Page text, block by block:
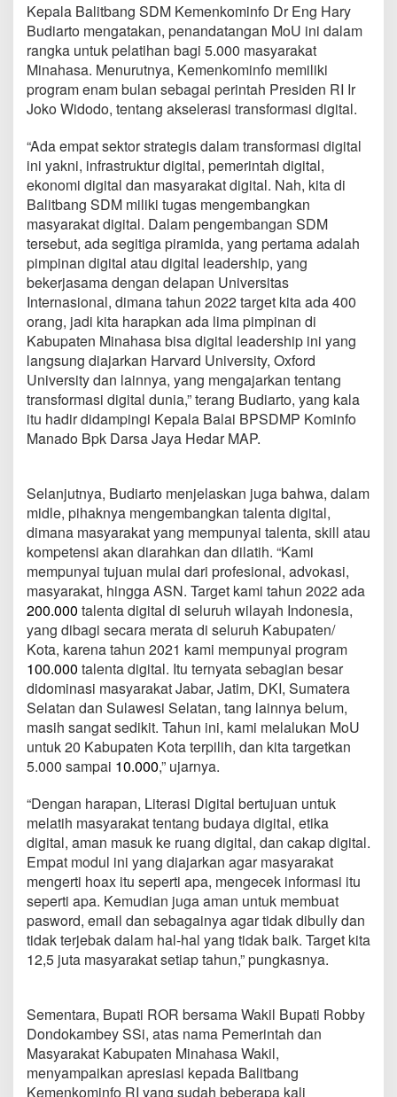
Kepala Balitbang SDM Kemenkominfo Dr Eng Hary
Budiarto mengatakan, penandatangan MoU ini dalam
rangka untuk pelatihan bagi 5.000 masyarakat
Minahasa. Menurutnya, Kemenkominfo memiliki
program enam bulan sebagai perintah Presiden RI Ir
Joko Widodo, tentang akselerasi transformasi digital.
“Ada empat sektor strategis dalam transformasi digital
ini yakni, infrastruktur digital, pemerintah digital,
ekonomi digital dan masyarakat digital. Nah, kita di
Balitbang SDM miliki tugas mengembangkan
masyarakat digital. Dalam pengembangan SDM
tersebut, ada segitiga piramida, yang pertama adalah
pimpinan digital atau digital leadership, yang
bekerjasama dengan delapan Universitas
Internasional, dimana tahun 2022 target kita ada 400
orang, jadi kita harapkan ada lima pimpinan di
Kabupaten Minahasa bisa digital leadership ini yang
langsung diajarkan Harvard University, Oxford
University dan lainnya, yang mengajarkan tentang
transformasi digital dunia,” terang Budiarto, yang kala
itu hadir didampingi Kepala Balai BPSDMP Kominfo
Manado Bpk Darsa Jaya Hedar MAP.
Selanjutnya, Budiarto menjelaskan juga bahwa, dalam
midle, pihaknya mengembangkan talenta digital,
dimana masyarakat yang mempunyai talenta, skill atau
kompetensi akan diarahkan dan dilatih. “Kami
mempunyai tujuan mulai dari profesional, advokasi,
masyarakat, hingga ASN. Target kami tahun 2022 ada
200.000 talenta digital di seluruh wilayah Indonesia,
yang dibagi secara merata di seluruh Kabupaten/
Kota, karena tahun 2021 kami mempunyai program
100.000 talenta digital. Itu ternyata sebagian besar
didominasi masyarakat Jabar, Jatim, DKI, Sumatera
Selatan dan Sulawesi Selatan, tang lainnya belum,
masih sangat sedikit. Tahun ini, kami melalukan MoU
untuk 20 Kabupaten Kota terpilih, dan kita targetkan
5.000 sampai 10.000,” ujarnya.
“Dengan harapan, Literasi Digital bertujuan untuk
melatih masyarakat tentang budaya digital, etika
digital, aman masuk ke ruang digital, dan cakap digital.
Empat modul ini yang diajarkan agar masyarakat
mengerti hoax itu seperti apa, mengecek informasi itu
seperti apa. Kemudian juga aman untuk membuat
pasword, email dan sebagainya agar tidak dibully dan
tidak terjebak dalam hal-hal yang tidak baik. Target kita
12,5 juta masyarakat setiap tahun,” pungkasnya.
Sementara, Bupati ROR bersama Wakil Bupati Robby
Dondokambey SSi, atas nama Pemerintah dan
Masyarakat Kabupaten Minahasa Wakil,
menyampaikan apresiasi kepada Balitbang
Kemenkominfo RI yang sudah beberapa kali